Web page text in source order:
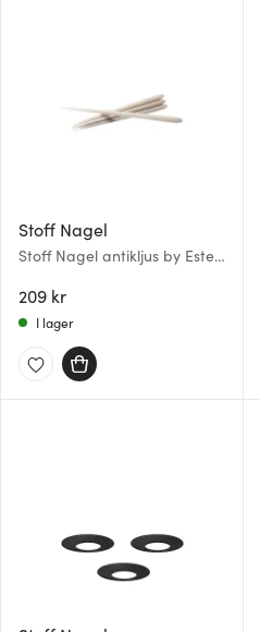
Stoff Nagel
Stoff Nagel antikljus by Ester
209 kr
I lager